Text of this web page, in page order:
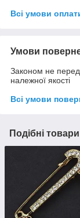
Всі умови
Умови
Законом не
належної якості
Всі умови
Подібні